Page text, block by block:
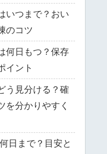
いつまで？おい
のコツ
何日もつ？保存
イント
う見分ける？確
を分かりやすく
日まで？目安と